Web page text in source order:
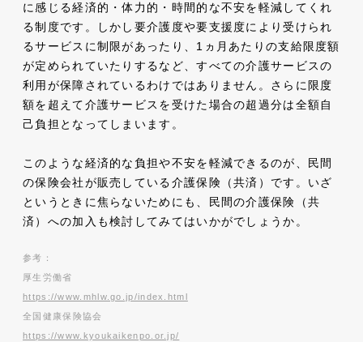
に感じる経済的・体力的・時間的な不安を軽減してくれ
る制度です。しかし要介護度や要支援度により受けられ
るサービスに制限があったり、1ヵ月あたりの支給限度額
が定められていたりするなど、すべての介護サービスの
利用が保障されているわけではありません。さらに限度
額を超えて介護サービスを受けた場合の超過分は全額自
己負担となってしまいます。
このような経済的な負担や不安を軽減できるのが、民間
の保険会社が販売している介護保険（共済）です。いざ
というときに焦らないためにも、民間の介護保険（共
済）への加入も検討してみてはいかがでしょうか。
参考：
厚生労働省
https://www.mhlw.go.jp/index.html
全国健康保険協会
https://www.kyoukaikenpo.or.jp/